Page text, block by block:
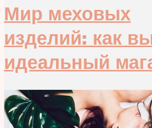
Мир меховых
изделий: как
идеальный